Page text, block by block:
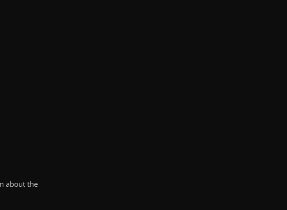
about the